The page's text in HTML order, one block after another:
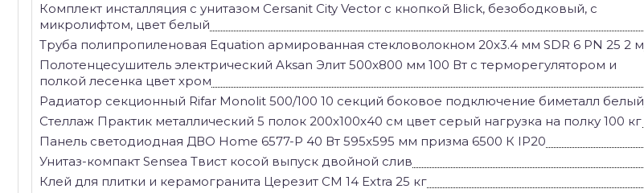
Комплект инсталляция с унитазом Cersanit City Vector с кнопкой Blick, безободковый, с
микролифтом, цвет белый
Труба полипропиленовая Equation армированная стекловолокном 20x3.4 мм SDR 6 PN 25 2 м
Полотенцесушитель электрический Aksan Элит 500x800 мм 100 Вт с терморегулятором и
полкой лесенка цвет хром
Радиатор секционный Rifar Monolit 500/100 10 секций боковое подключение биметалл белый
Стеллаж Практик металлический 5 полок 200x100x40 см цвет серый нагрузка на полку 100 кг
Панель светодиодная ДВО Home 6577-P 40 Вт 595x595 мм призма 6500 К IP20
Унитаз-компакт Sensea Твист косой выпуск двойной слив
Клей для плитки и керамогранита Церезит CM 14 Extra 25 кг